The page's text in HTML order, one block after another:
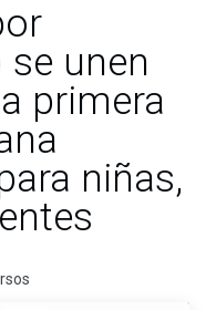
unen
primera
niñas,